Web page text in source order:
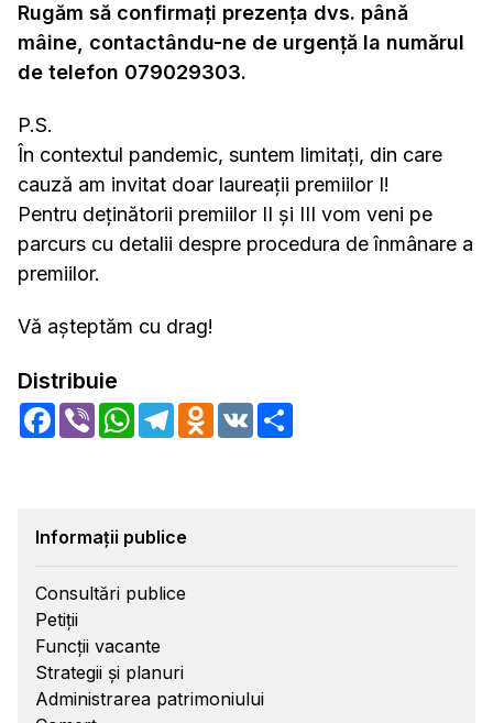
Rugăm să confirmați prezența dvs. până
mâine, contactându-ne de urgență la numărul
de telefon 079029303.
P.S.
În contextul pandemic, suntem limitați, din care
cauză am invitat doar laureații premiilor I!
Pentru deținătorii premiilor II şi III vom veni pe
parcurs cu detalii despre procedura de înmânare a
premiilor.
Vă aşteptăm cu drag!
Distribuie
Facebook
Viber WhatsApp
TelegramOdnoklassniki
VK
Informații publice
Consultări publice
Petiții
Funcții vacante
Strategii și planuri
Administrarea patrimoniului